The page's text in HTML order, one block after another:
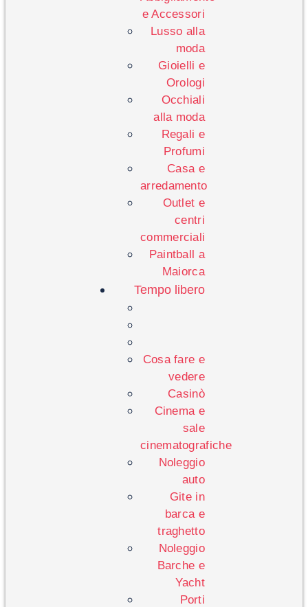
e Accessori
Lusso alla
moda
Gioielli e
Orologi
Occhiali
alla moda
Regali e
Profumi
Casa e
arredamento
Outlet e
centri
commerciali
Paintball a
Maiorca
Tempo libero
Cosa fare e
vedere
Casinò
Cinema e
sale
cinematografiche
Noleggio
auto
Gite in
barca e
traghetto
Noleggio
Barche e
Yacht
Porti